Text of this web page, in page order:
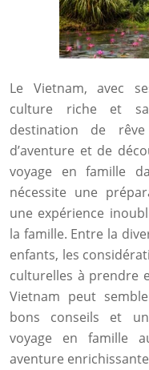
Le Vietnam, avec
culture riche et
destination de
d’aventure et de
voyage en famille
nécessite une
une expérience
la famille. Entre la
enfants, les
culturelles à prendre
Vietnam peut
bons conseils et
voyage en famille
aventure